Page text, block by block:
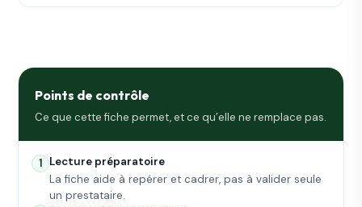
Points de contrôle
Ce que cette fiche permet, et ce qu’elle ne remplace pas.
1 Lecture préparatoire
La fiche aide à repérer et cadrer, pas à valider seule
un prestataire.